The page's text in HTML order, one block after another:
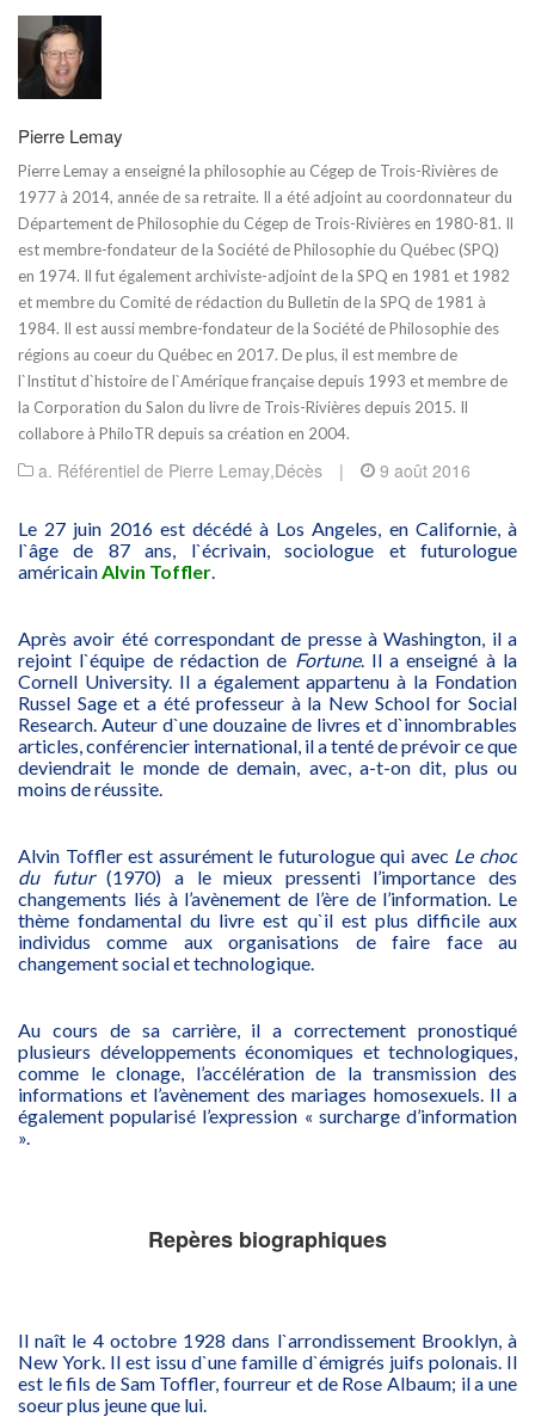
Pierre Lemay
Pierre Lemay a enseigné la philosophie au Cégep de Trois-Rivières de
1977 à 2014, année de sa retraite. Il a été adjoint au coordonnateur du
Département de Philosophie du Cégep de Trois-Rivières en 1980-81. Il
est membre-fondateur de la Société de Philosophie du Québec (SPQ)
en 1974. Il fut également archiviste-adjoint de la SPQ en 1981 et 1982
et membre du Comité de rédaction du Bulletin de la SPQ de 1981 à
1984. Il est aussi membre-fondateur de la Société de Philosophie des
régions au coeur du Québec en 2017. De plus, il est membre de
l`Institut d`histoire de l`Amérique française depuis 1993 et membre de
la Corporation du Salon du livre de Trois-Rivières depuis 2015. Il
collabore à PhiloTR depuis sa création en 2004.
a. Référentiel de Pierre Lemay,Décès | 9 août 2016
Le 27 juin 2016 est décédé à Los Angeles, en Californie, à
l`âge de 87 ans, l`écrivain, sociologue et futurologue
américainAlvin Toffler.
Après avoir été correspondant de presse à Washington, il a
rejoint l`équipe de rédaction de Fortune. Il a enseigné à la
Cornell University. Il a également appartenu à la Fondation
Russel Sage et a été professeur à la New School for Social
Research. Auteur d`une douzaine de livres et d`innombrables
articles, conférencier international, il a tenté de prévoir ce que
deviendrait le monde de demain, avec, a-t-on dit, plus ou
moins de réussite.
Alvin Toffler est assurément le futurologue qui avec Le choc
du futur(1970) a le mieux pressenti l’importance des
changements liés à l’avènement de l’ère de l’information. Le
thème fondamental du livre est qu`il est plus difficile aux
individus comme aux organisations de faire face au
changement social et technologique.
Au cours de sa carrière, il a correctement pronostiqué
plusieurs développements économiques et technologiques,
comme le clonage, l’accélération de la transmission des
informations et l’avènement des mariages homosexuels. Il a
également popularisé l’expression « surcharge d’information
».
Repères biographiques
Il naît le 4 octobre 1928 dans l`arrondissement Brooklyn, à
New York. Il est issu d`une famille d`émigrés juifs polonais. Il
est le fils de Sam Toffler, fourreur et de Rose Albaum; il a une
soeur plus jeune que lui.